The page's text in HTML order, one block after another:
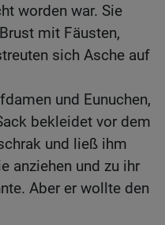
worden war. Sie
mit Fäusten,
sich Asche auf
und Eunuchen,
bekleidet vor dem
und ließ ihm
anziehen und zu ihr
Aber er wollte den